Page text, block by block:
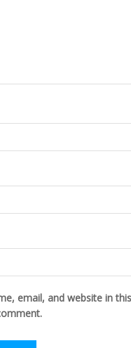
email, and website in